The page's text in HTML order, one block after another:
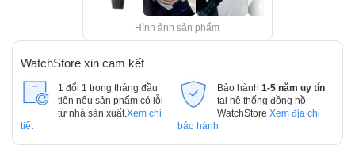
Hình ảnh sản phẩm
WatchStore xin cam kết
1 đổi 1 trong tháng đầu
tiên nếu sản phẩm có lỗi
từ nhà sản xuất. Xem chi
tiết
Bảo hành 1-5 năm uy tín
tại hệ thống đồng hồ
WatchStore Xem địa chỉ
bảo hành